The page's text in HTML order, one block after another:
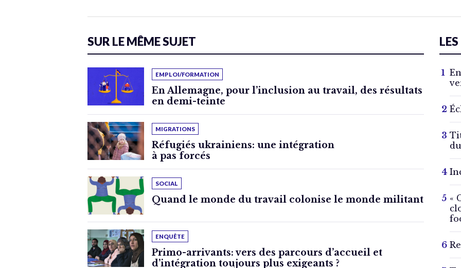
SUR LE MÊME SUJET
EMPLOI/FORMATION
En Allemagne, pour l’inclusion au travail, des résultats
en demi-teinte
MIGRATIONS
Réfugiés ukrainiens: une intégration
à pas forcés
SOCIAL
Quand le monde du travail colonise le monde militant
ENQUÊTE
Primo-arrivants: vers des parcours d’accueil et
d’intégration toujours plus exigeants ?
«